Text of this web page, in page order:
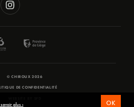
© CHIROUX 2026
DE CONFIDENTIALITÉ
plus › OK